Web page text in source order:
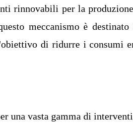
rinnovabili per la
meccanismo è
di ridurre i consumi
una vasta gamma di